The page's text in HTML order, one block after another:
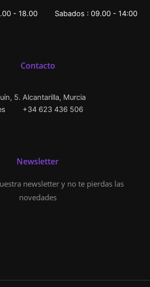
- 18.00 Sabados : 09.00 - 14:00
Contacto
5. Alcantarilla, Murcia
+34 623 436 506
Newsletter
newsletter y no te pierdas las
novedades